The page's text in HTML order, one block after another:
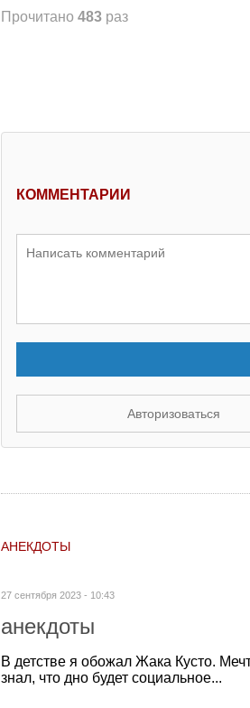
Прочитано 483 раз
КОММЕНТАРИИ
Авторизоваться
АНЕКДОТЫ
27 сентября 2023 - 10:43
анекдоты
В детстве я обожал Жака Кусто.
знал, что дно будет социальное...